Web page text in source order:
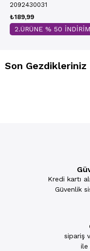
2092430031
₺189,99
2.ÜRÜNE % 50 İNDİRİM
Son Gezdikleriniz
Kredi kartı
Güvenlik
sipariş
ile